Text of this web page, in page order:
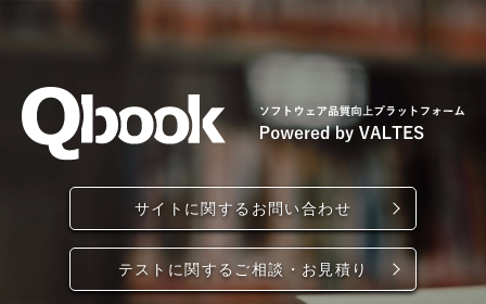
サイトに関するお問い合わせ
テストに関するご相談・お見積り